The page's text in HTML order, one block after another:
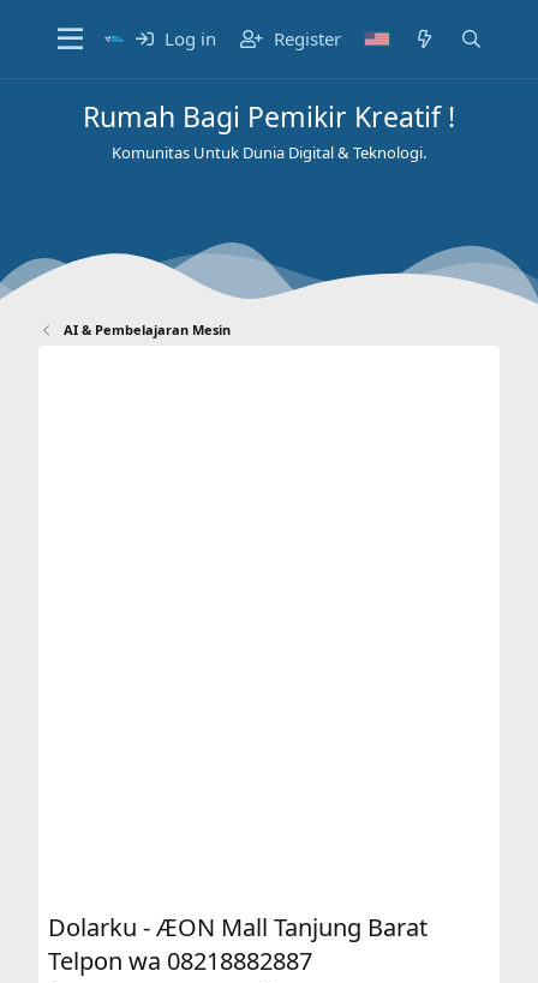
Log in Register
Rumah Bagi Pemikir Kreatif !
Komunitas Untuk Dunia Digital & Teknologi.
AI & Pembelajaran Mesin
Dolarku - ÆON Mall Tanjung Barat
Telpon wa 08218882887